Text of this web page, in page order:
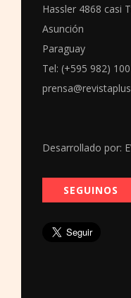
Hassler 4868 casi
Asunción
Paraguay
Tel: (+595 982)
Desarrollado por:
SEGUINOS